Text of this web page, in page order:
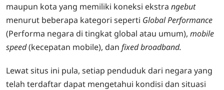
maupun kota yang memiliki koneksi ekstra ngebut
menurut beberapa kategori seperti Global Performance
(Performa negara di tingkat global atau umum), mobile
speed(kecepatan mobile), dan fixed broadband.
Lewat situs ini pula, setiap penduduk dari negara yang
telah terdaftar dapat mengetahui kondisi dan situasi